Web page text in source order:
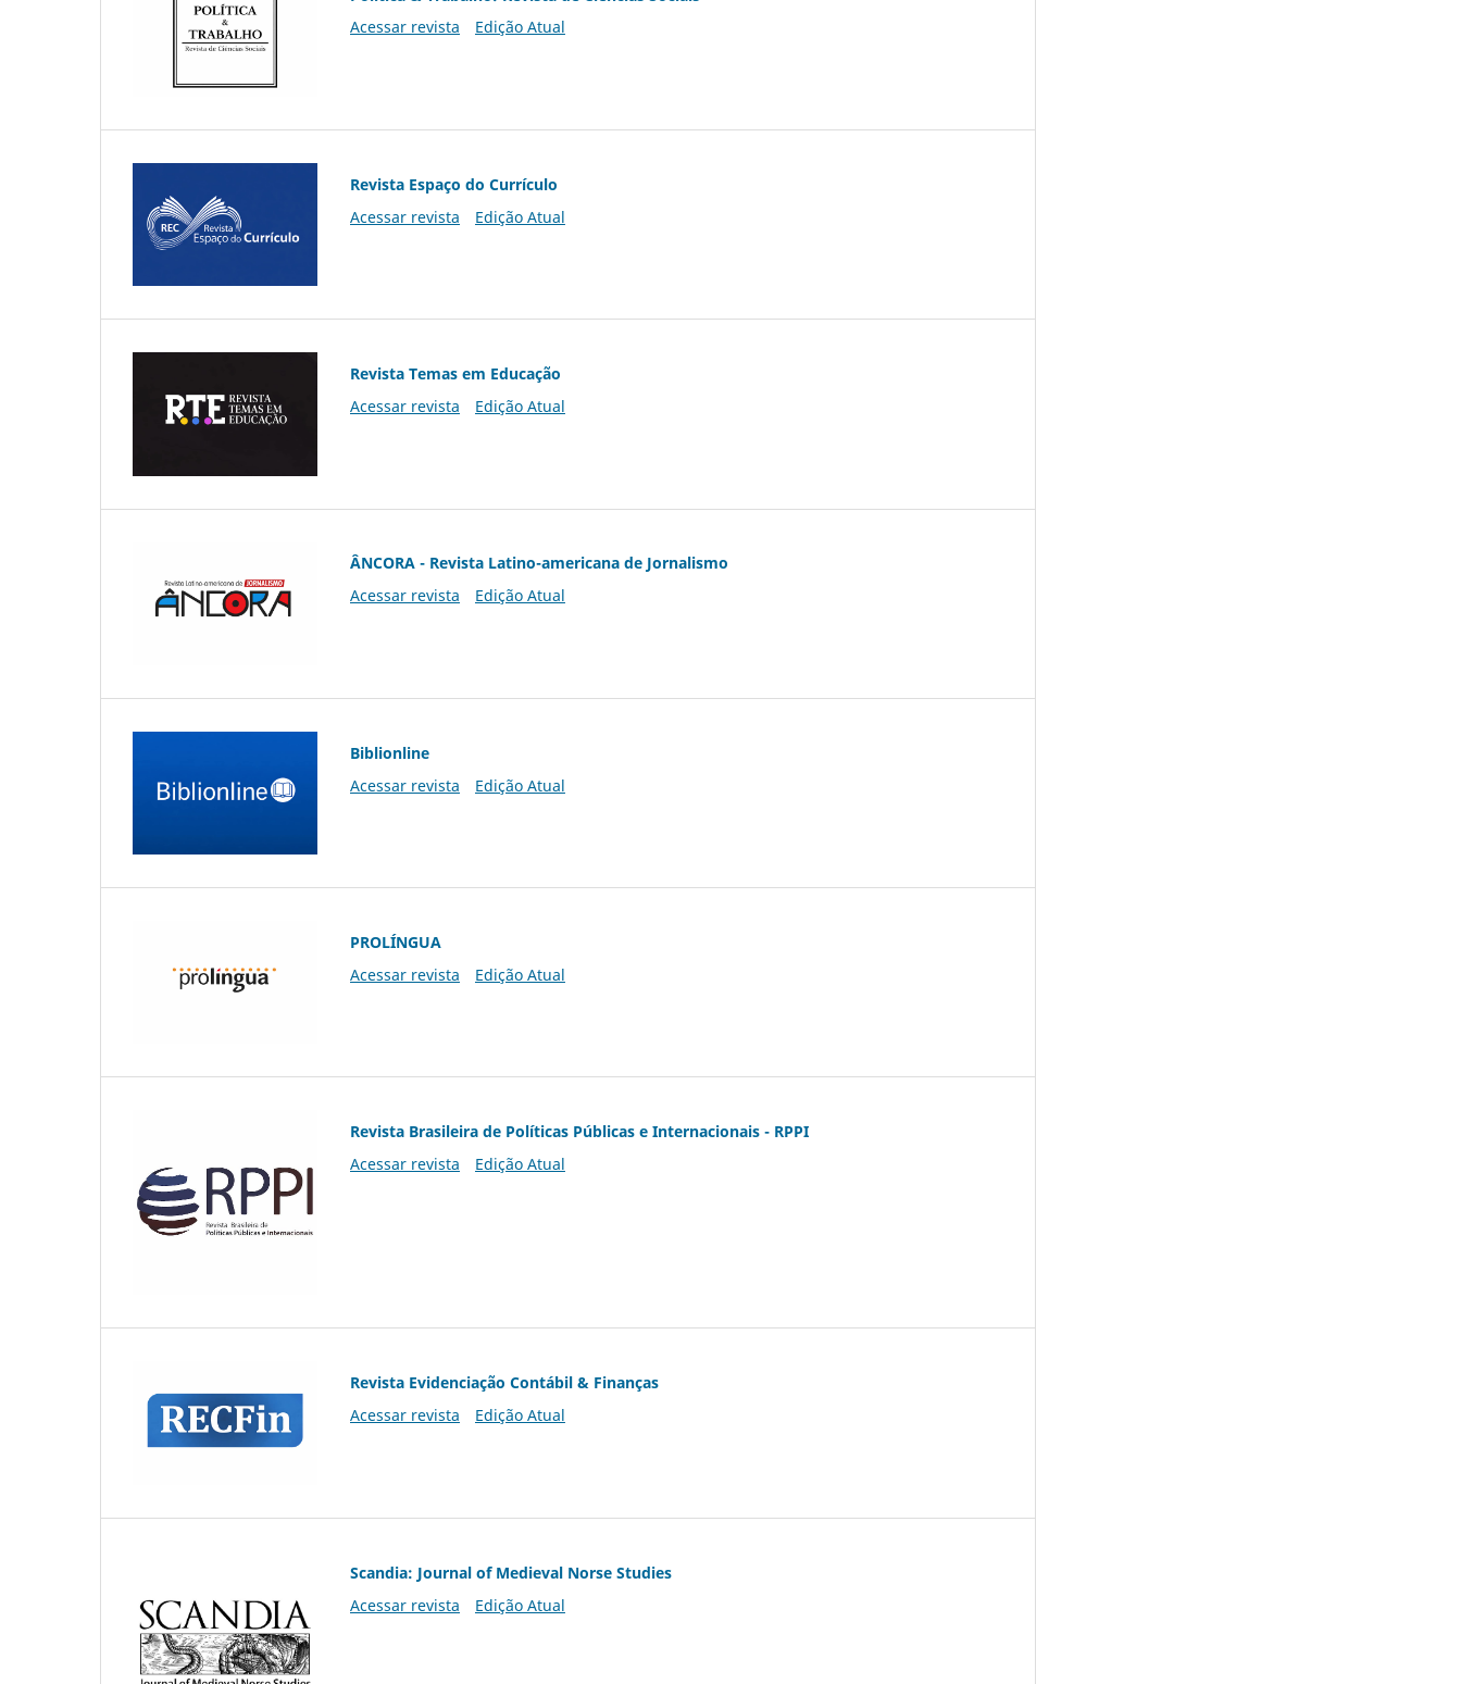
Acessar revista
Edição Atual
Revista Espaço do Currículo
Acessar revista
Edição Atual
Revista Temas em Educação
Acessar revista
Edição Atual
ÂNCORA - Revista Latino-americana de Jornalismo
Acessar revista
Edição Atual
Biblionline
Acessar revista
Edição Atual
PROLÍNGUA
Acessar revista
Edição Atual
Revista Brasileira de Políticas Públicas e Internacionais - RPPI
Acessar revista
Edição Atual
Revista Evidenciação Contábil & Finanças
Acessar revista
Edição Atual
Scandia: Journal of Medieval Norse Studies
Acessar revista
Edição Atual